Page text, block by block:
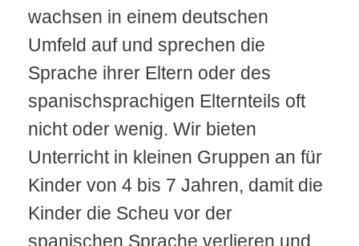
wachsen in einem deutschen
Umfeld auf und sprechen die
Sprache ihrer Eltern oder des
spanischsprachigen Elternteils oft
nicht oder wenig. Wir bieten
Unterricht in kleinen Gruppen an für
Kinder von 4 bis 7 Jahren, damit die
Kinder die Scheu vor der
spanischen Sprache verlieren und